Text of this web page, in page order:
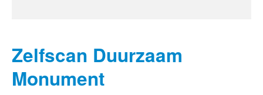
Zelfscan Duurzaam
Monument